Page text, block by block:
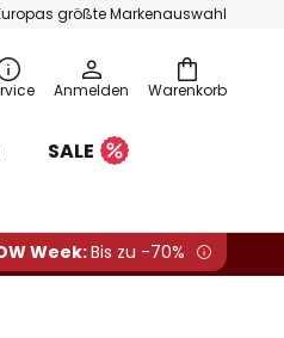
größte Markenauswahl
Warenkorb
Anmelden
SALE
Week:Bis zu -70%